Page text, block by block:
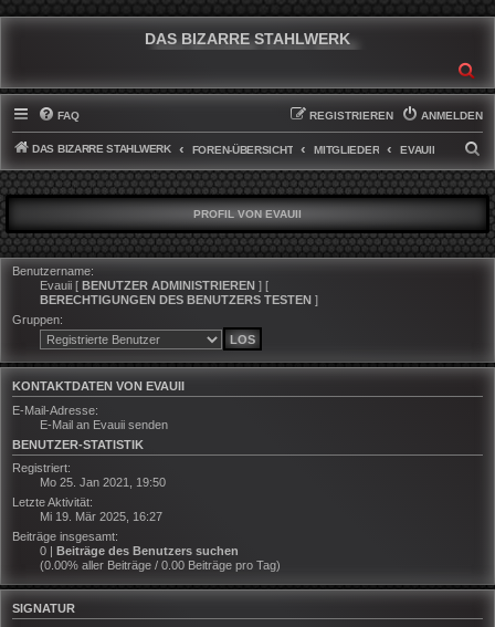
DAS BIZARRE STAHLWERK
FAQ ANMELDEN
REGISTRIEREN
DAS BIZARRE STAHLWERK FOREN-ÜBERSICHT MITGLIEDER EVAUII
U
C
H
E
PROFIL VON EVAUII
Benutzername:
Evauii [ BENUTZER ADMINISTRIEREN ] [
BERECHTIGUNGEN DES BENUTZERS TESTEN ]
Gruppen:
KONTAKTDATEN VON EVAUII
E-Mail-Adresse:
E-Mail an Evauii senden
BENUTZER-STATISTIK
Registriert:
Mo 25. Jan 2021, 19:50
Letzte Aktivität:
Mi 19. Mär 2025, 16:27
Beiträge insgesamt:
0 | Beiträge des Benutzers suchen
(0.00% aller Beiträge / 0.00 Beiträge pro Tag)
SIGNATUR